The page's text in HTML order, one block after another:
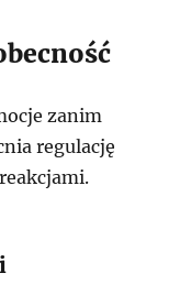
zanim
regulację